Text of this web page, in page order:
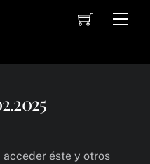
Cart
éste y otros